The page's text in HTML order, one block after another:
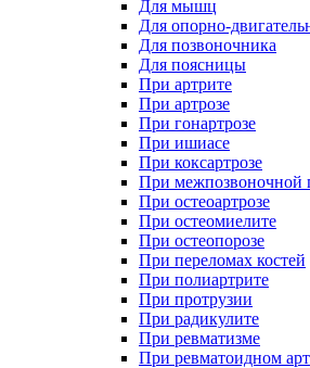
Для мышц
Для опорно-
Для позвоночника
Для поясницы
При артрите
При артрозе
При гонартрозе
При ишиасе
При коксартрозе
При межпозвоночной
При остеоартрозе
При остеомиелите
При остеопорозе
При переломах костей
При полиартрите
При протрузии
При радикулите
При ревматизме
При ревматоидном